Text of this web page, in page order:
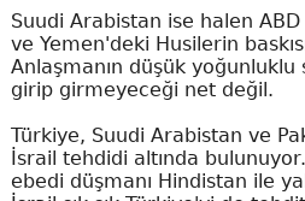
Suudi Arabistan ise halen
ve Yemen'deki Husilerin
Anlaşmanın düşük
girip girmeyeceği net değil.
Türkiye, Suudi Arabistan ve
İsrail tehdidi altında
ebedi düşmanı Hindistan ile